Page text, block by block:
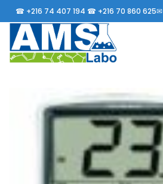
Passer
au
contenu
☎ +216 74 407 194 ☎ +216 70 860 625✉